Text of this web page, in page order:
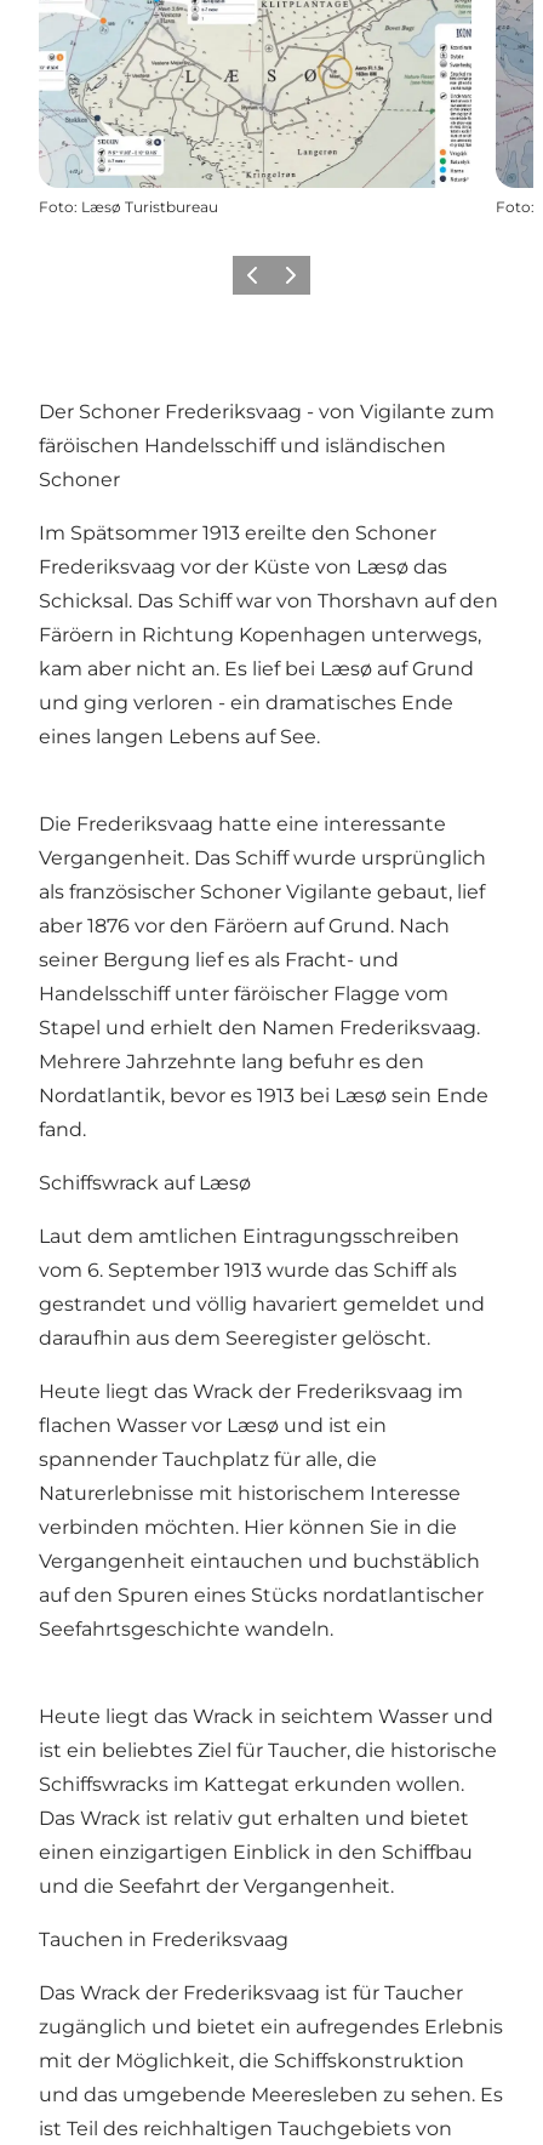
Foto: Læsø Turistbureau Foto:
ZurückWeiter
Der Schoner Frederiksvaag - von Vigilante zum
färöischen Handelsschiff und isländischen
Schoner
Im Spätsommer 1913 ereilte den Schoner
Frederiksvaag vor der Küste von Læsø das
Schicksal. Das Schiff war von Thorshavn auf den
Färöern in Richtung Kopenhagen unterwegs,
kam aber nicht an. Es lief bei Læsø auf Grund
und ging verloren - ein dramatisches Ende
eines langen Lebens auf See.
Die Frederiksvaag hatte eine interessante
Vergangenheit. Das Schiff wurde ursprünglich
als französischer Schoner Vigilante gebaut, lief
aber 1876 vor den Färöern auf Grund. Nach
seiner Bergung lief es als Fracht- und
Handelsschiff unter färöischer Flagge vom
Stapel und erhielt den Namen Frederiksvaag.
Mehrere Jahrzehnte lang befuhr es den
Nordatlantik, bevor es 1913 bei Læsø sein Ende
fand.
Schiffswrack auf Læsø
Laut dem amtlichen Eintragungsschreiben
vom 6. September 1913 wurde das Schiff als
gestrandet und völlig havariert gemeldet und
daraufhin aus dem Seeregister gelöscht.
Heute liegt das Wrack der Frederiksvaag im
flachen Wasser vor Læsø und ist ein
spannender Tauchplatz für alle, die
Naturerlebnisse mit historischem Interesse
verbinden möchten. Hier können Sie in die
Vergangenheit eintauchen und buchstäblich
auf den Spuren eines Stücks nordatlantischer
Seefahrtsgeschichte wandeln.
Heute liegt das Wrack in seichtem Wasser und
ist ein beliebtes Ziel für Taucher, die historische
Schiffswracks im Kattegat erkunden wollen.
Das Wrack ist relativ gut erhalten und bietet
einen einzigartigen Einblick in den Schiffbau
und die Seefahrt der Vergangenheit.
Tauchen in Frederiksvaag
Das Wrack der Frederiksvaag ist für Taucher
zugänglich und bietet ein aufregendes Erlebnis
mit der Möglichkeit, die Schiffskonstruktion
und das umgebende Meeresleben zu sehen. Es
ist Teil des reichhaltigen Tauchgebiets von